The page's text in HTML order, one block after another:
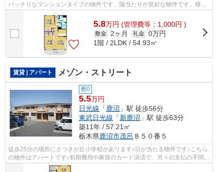
バッチリなマンションタイプの物件です。陽当たりが良好な物件です。移動
距離が短くてすむ、敷地内ごみ置き...
5.8万円 (管理費等：1,000円 )
敷金 2ヶ月 礼金 0万円
1階 / 2LDK / 54.93㎡
賃貸 | アパート メゾン・ストリート
敷0
5.5万円
日光線 「鹿沼 」駅 徒歩56分
東武日光線 「新鹿沼 」駅 徒歩63分
築11年 / 57.21㎡
栃木県鹿沼市茂呂 ８５０番５
徒歩25分の場所にさつきが丘小学校があります♪日が当たる物件です♪こちら
の物件はアパートです♪初期費用や家賃のカード決済で、月々の支払の手間を
省けます♪ご来店予約やご質問などは0...